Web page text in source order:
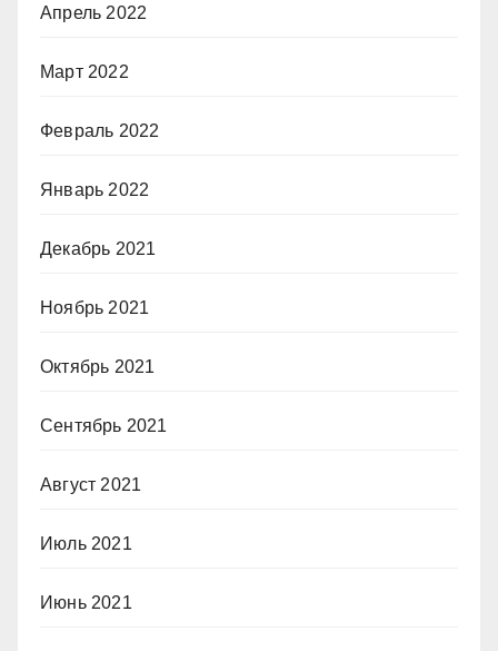
Апрель 2022
Март 2022
Февраль 2022
Январь 2022
Декабрь 2021
Ноябрь 2021
Октябрь 2021
Сентябрь 2021
Август 2021
Июль 2021
Июнь 2021